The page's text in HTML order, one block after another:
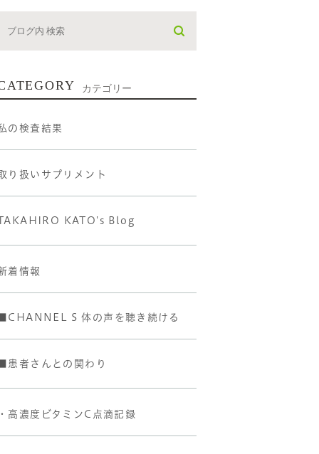
カテゴリー
の検査結果
り扱いサプリメント
KATO's Blog
着情報
S 体の声を聴き続ける
患者さんとの関わり
高濃度ビタミンC点滴記録